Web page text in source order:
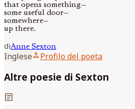
that opens something—
some useful door—
somewhere—
up there.
diAnne Sexton
Ingleseperson Profilo del poeta
Altre poesie di Sexton
article